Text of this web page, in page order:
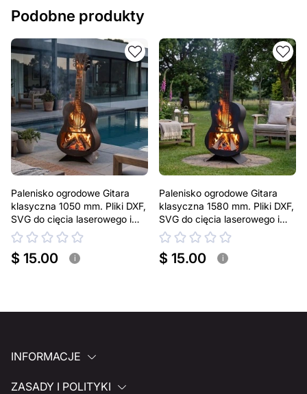
Podobne produkty
Palenisko ogrodowe Gitara
klasyczna 1050 mm. Pliki DXF,
SVG do cięcia laserowego i
plazmowego
$ 15.00 i
Palenisko ogrodowe Gitara
klasyczna 1580 mm. Pliki DXF,
SVG do cięcia laserowego i
plazmowego
$ 15.00 i
INFORMACJE
ZASADY I POLITYKI